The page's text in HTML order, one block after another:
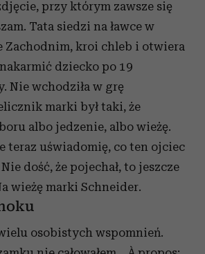
przy którym zawsze się
Tata siedzi na ławce w
Zachodnim, kroi chleb i otwiera
dziecko po 19
Nie wchodziła w grę
marki był taki, że
albo jedzenie, albo wieżę.
teraz uświadomię, co ten ojciec
dość, że pojechał, to jeszcze
wieżę marki Schneider.
osobistych wspomnień.